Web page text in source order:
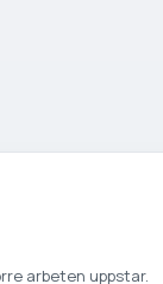
arbeten uppstar.